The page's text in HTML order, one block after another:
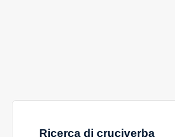
Ricerca di cruciverba